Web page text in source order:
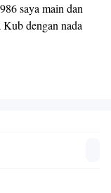
saya main dan
dengan nada